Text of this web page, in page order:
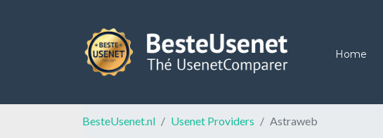
Home
BesteUsenet.nl Usenet Providers Astraweb